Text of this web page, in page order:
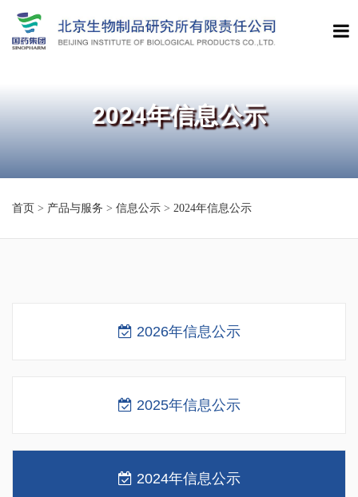
2024年信息公示
首页 > 产品与服务 > 信息公示 > 2024年信息公示
2026年信息公示
2025年信息公示
2024年信息公示